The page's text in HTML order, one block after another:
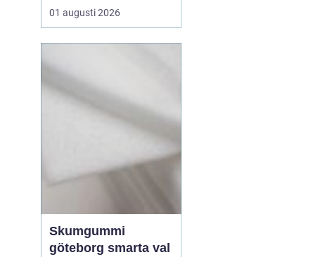
privatpersoner som
behöver lagra eller
säkert och effektivt sätt.
En IBC-tank är en robust,
stapelbar behållare, ofta
på 600 eller 1000 liter,
01 augusti 2026
Skumgummi
göteborg smarta val